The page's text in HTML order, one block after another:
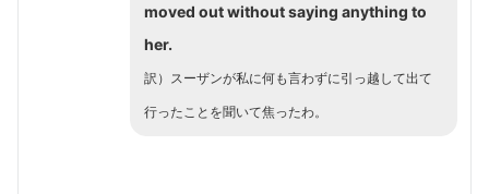
moved out without saying anything to
her.
訳）スーザンが私に何も言わずに引っ越して出て
行ったことを聞いて焦ったわ。